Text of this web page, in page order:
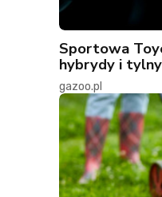
Sportowa
hybrydy i
gazoo.pl